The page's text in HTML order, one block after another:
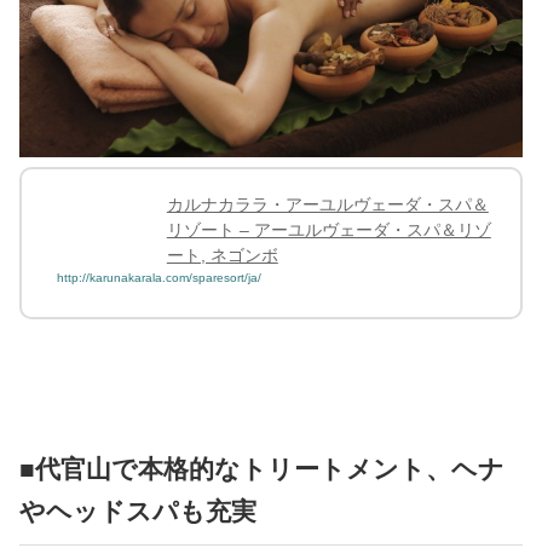
カルナカララ・アーユルヴェーダ・スパ＆
リゾート – アーユルヴェーダ・スパ＆リゾ
ート, ネゴンボ
http://karunakarala.com/sparesort/ja/
■代官山で本格的なトリートメント、ヘナ
やヘッドスパも充実